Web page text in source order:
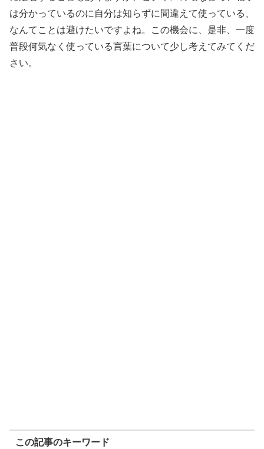
は分かっているのに自分は知らずに間違えて使っている、
なんてことは避けたいですよね。この機会に、是非、一度
普段何気なく使っている言葉について少し考えてみてくだ
さい。
この記事のキーワード